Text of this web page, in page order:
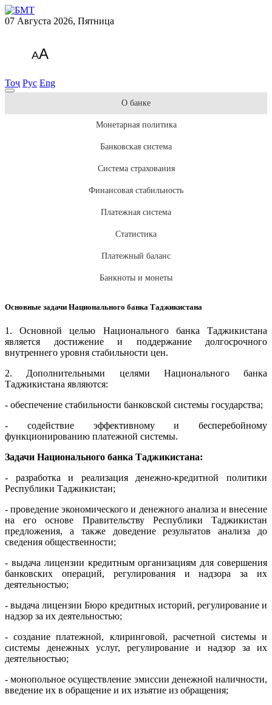
07 Августа 2026, Пятница
AA
Тоҷ Рус Eng
О банке
Монетарная политика
Банковская система
Система страхования
Финансовая стабильность
Платежная система
Статистика
Платежный баланс
Банкноты и монеты
Основные задачи Национального банка Таджикистана
1. Основной целью Национального банка Таджикистана
является достижение и поддержание долгосрочного
внутреннего уровня стабильности цен.
2. Дополнительными целями Национального банка
Таджикистана являются:
- обеспечение стабильности банковской системы государства;
- содействие эффективному и бесперебойному
функционированию платежной системы.
Задачи Национального банка Таджикистана:
- разработка и реализация денежно-кредитной политики
Республики Таджикистан;
- проведение экономического и денежного анализа и внесение
на его основе Правительству Республики Таджикистан
предложения, а также доведение результатов анализа до
сведения общественности;
- выдача лицензии кредитным организациям для совершения
банковских операций, регулирования и надзора за их
деятельностью;
- выдача лицензии Бюро кредитных историй, регулирование и
надзор за их деятельностью;
- создание платежной, клиринговой, расчетной системы и
системы денежных услуг, регулирование и надзор за их
деятельностью;
- монопольное осуществление эмиссии денежной наличности,
введение их в обращение и их изъятие из обращения;